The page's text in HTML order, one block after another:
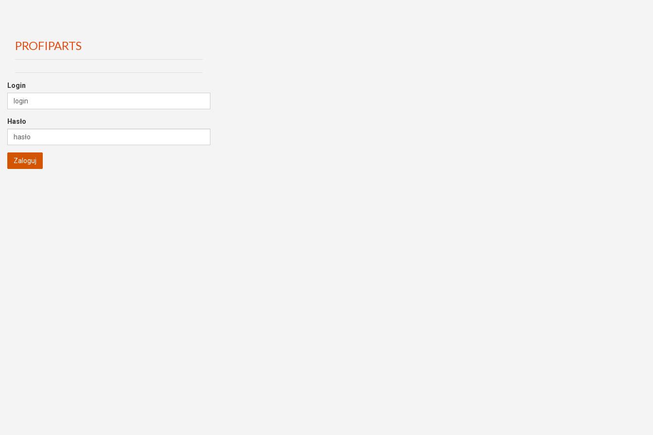
PROFIPARTS
Login
Hasło
Zaloguj